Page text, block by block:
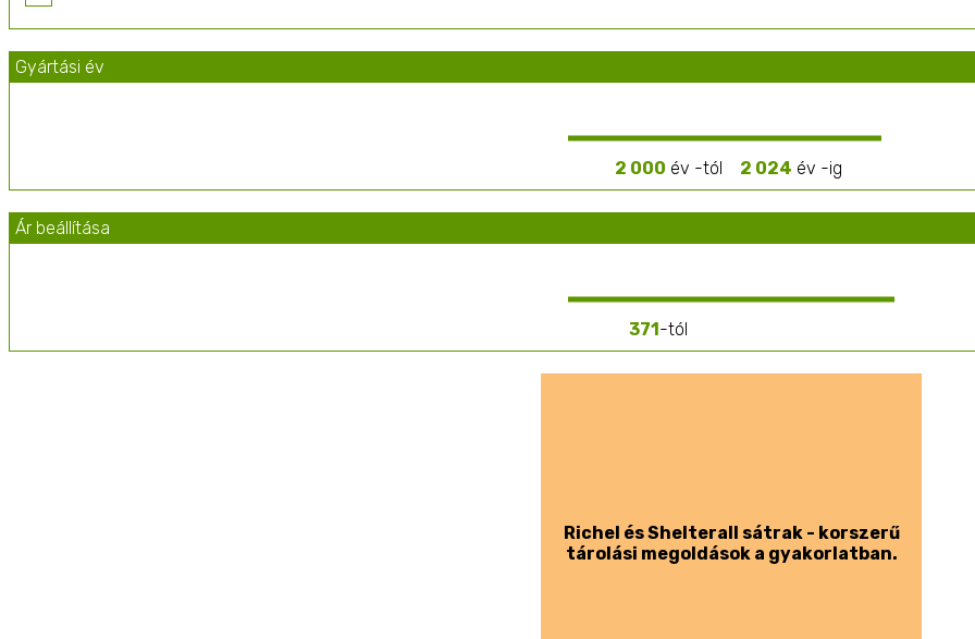
Könnyűszerkezetes építmény
Kapuk
Gyártási év
2 000 év -tól 2 024 év -ig
Ár beállítása
371-tól
Richel és Shelterall sátrak - korszerű
tárolási megoldások a gyakorlatban.